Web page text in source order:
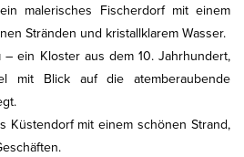
malerisches Fischerdorf mit einem
Stränden und kristallklarem Wasser.
– ein Kloster aus dem 10. Jahrhundert,
mit Blick auf die atemberaubende
Küstendorf mit einem schönen Strand,